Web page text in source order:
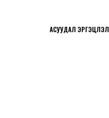
АСУУДАЛ ЭРГЭЦҮҮЛЭЛ